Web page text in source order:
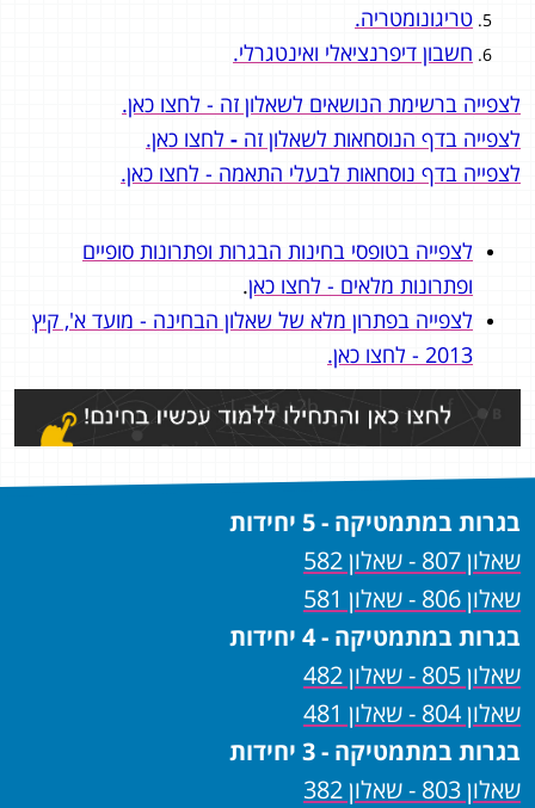
טריגונומטריה.
חשבון דיפרנציאלי ואינטגרלי.
לצפייה ברשימת הנושאים לשאלון זה - לחצו כאן.
לצפייה בדף הנוסחאות לשאלון זה - לחצו כאן.
לצפייה בדף נוסחאות לבעלי התאמה - לחצו כאן.
לצפייה בטופסי בחינות הבגרות ופתרונות סופיים
ופתרונות מלאים - לחצו כאן.
לצפייה בפתרון מלא של שאלון הבחינה - מועד א', קיץ
2013 - לחצו כאן.
בגרות במתמטיקה - 5 יחידות
שאלון 807 - שאלון 582
שאלון 806 - שאלון 581
בגרות במתמטיקה - 4 יחידות
שאלון 805 - שאלון 482
שאלון 804 - שאלון 481
בגרות במתמטיקה - 3 יחידות
שאלון 803 - שאלון 382